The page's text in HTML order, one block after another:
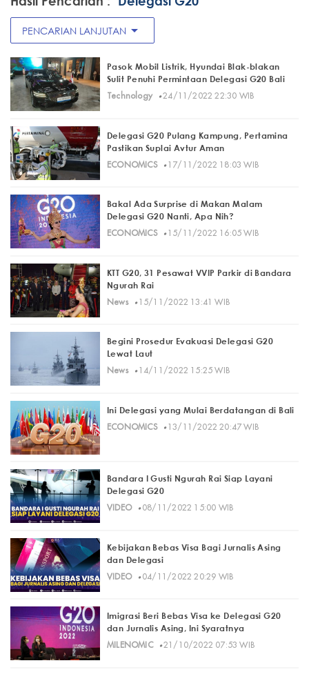
PENCARIAN LANJUTAN arrow_drop_down
Pasok Mobil Listrik, Hyundai Blak-blakan
Sulit Penuhi Permintaan Delegasi G20 Bali
Technology
· 24/11/2022 22:30 WIB
Delegasi G20 Pulang Kampung, Pertamina
Pastikan Suplai Avtur Aman
ECONOMICS· 17/11/2022 18:03 WIB
Bakal Ada Surprise di Makan Malam
Delegasi G20 Nanti, Apa Nih?
ECONOMICS· 15/11/2022 16:05 WIB
KTT G20, 31 Pesawat VVIP Parkir di Bandara
Ngurah Rai
News· 15/11/2022 13:41 WIB
Begini Prosedur Evakuasi Delegasi G20
Lewat Laut
News· 14/11/2022 15:25 WIB
Ini Delegasi yang Mulai Berdatangan di Bali
ECONOMICS· 13/11/2022 20:47 WIB
Bandara I Gusti Ngurah Rai Siap Layani
Delegasi G20
VIDEO· 08/11/2022 15:00 WIB
Kebijakan Bebas Visa Bagi Jurnalis Asing
dan Delegasi
VIDEO· 04/11/2022 20:29 WIB
Imigrasi Beri Bebas Visa ke Delegasi G20
dan Jurnalis Asing, Ini Syaratnya
MILENOMIC· 21/10/2022 07:53 WIB